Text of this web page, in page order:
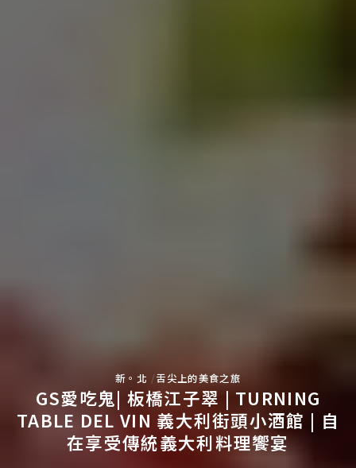
新。北 舌尖上的美食之旅
GS愛吃鬼| 板橋江子翠 | TURNING
TABLE DEL VIN 義大利街頭小酒館 | 自
在享受傳統義大利料理饗宴